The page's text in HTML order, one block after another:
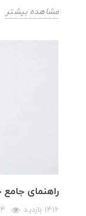
مشاهده بیشتر
راهنمای
1416 بازدید 4